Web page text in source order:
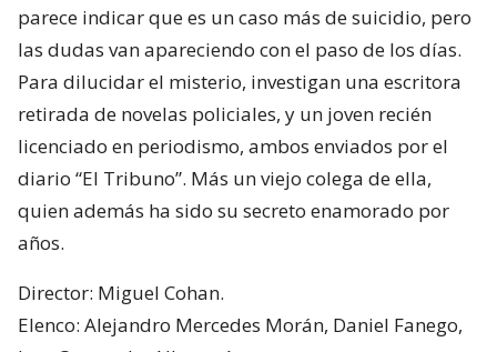
parece indicar que es un caso más de suicidio, pero
las dudas van apareciendo con el paso de los días.
Para dilucidar el misterio, investigan una escritora
retirada de novelas policiales, y un joven recién
licenciado en periodismo, ambos enviados por el
diario “El Tribuno”. Más un viejo colega de ella,
quien además ha sido su secreto enamorado por
años.
Director: Miguel Cohan.
Elenco: Alejandro Mercedes Morán, Daniel Fanego,